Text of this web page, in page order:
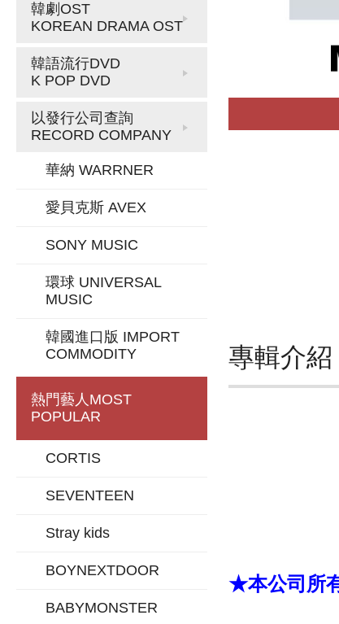
韓劇OST
KOREAN DRAMA OST
韓語流行DVD
K POP DVD
以發行公司查詢
RECORD COMPANY
華納 WARRNER
愛貝克斯 AVEX
SONY MUSIC
環球 UNIVERSAL
MUSIC
韓國進口版 IMPORT
COMMODITY
熱門藝人 MOST
POPULAR
CORTIS
SEVENTEEN
Stray kids
BOYNEXTDOOR
BABYMONSTER
專輯介紹
★本公司所